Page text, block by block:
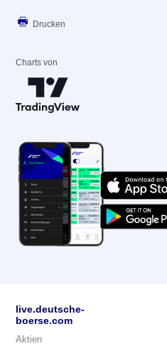
Drucken
Charts von
live.deutsche-
boerse.com
Aktien